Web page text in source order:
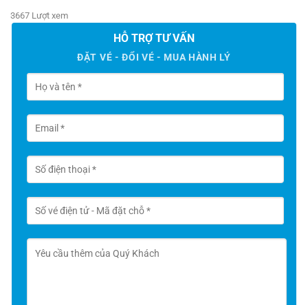
3667 Lượt xem
HỖ TRỢ TƯ VẤN
ĐẶT VÉ - ĐỔI VÉ - MUA HÀNH LÝ